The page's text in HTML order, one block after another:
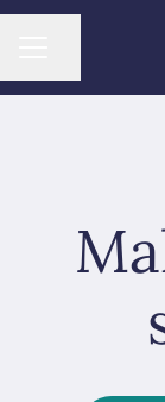
KARJERAS
Dalīties ar